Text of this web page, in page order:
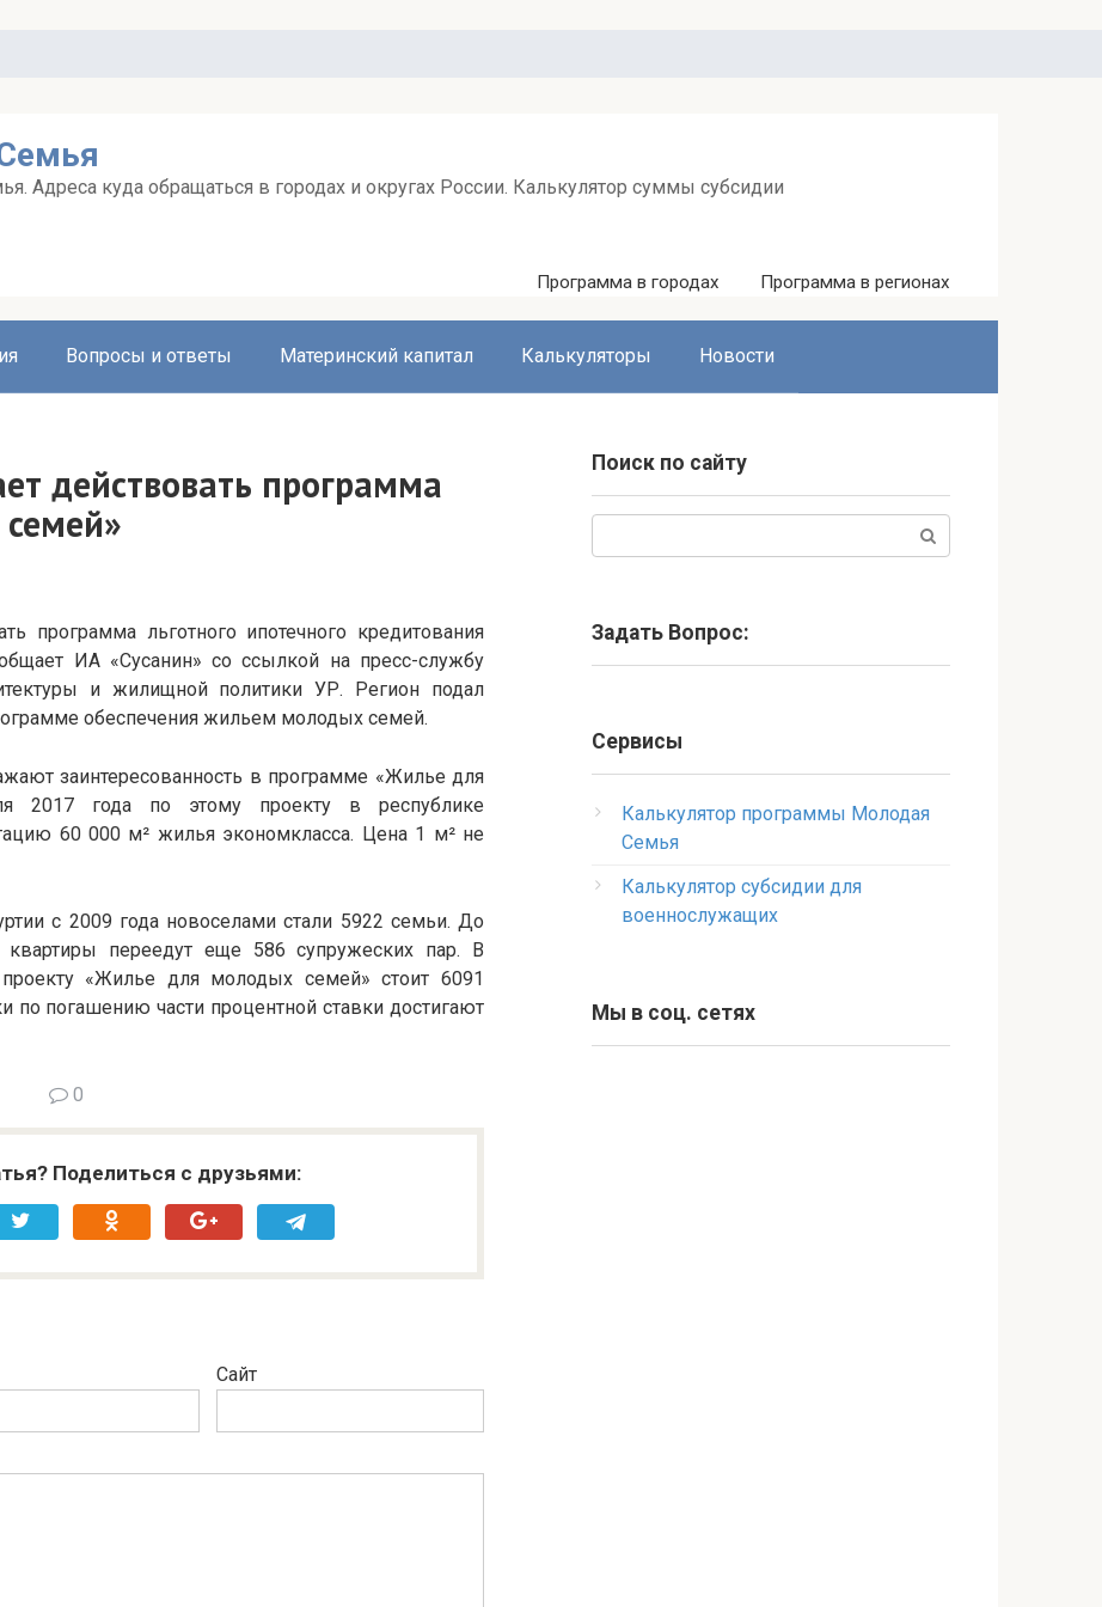
Адреса куда обращаться в городах и округах России. Калькулятор суммы субсидии
Программа в городах Программа в регионах
Вопросы и ответы Материнский капитал Калькуляторы Новости
действовать программа
программа льготного ипотечного кредитования
ИА «Сусанин» со ссылкой на пресс-службу
и жилищной политики УР. Регион подал
обеспечения жильем молодых семей.
заинтересованность в программе «Жилье для
2017 года по этому проекту в республике
60 000 м² жилья экономкласса. Цена 1 м² не
с 2009 года новоселами стали 5922 семьи. До
переедут еще 586 супружеских пар. В
«Жилье для молодых семей» стоит 6091
по погашению части процентной ставки достигают
0
Поделиться с друзьями:
Сайт
Поиск по сайту
Задать Вопрос:
Сервисы
Калькулятор программы Молодая
Семья
Калькулятор субсидии для
военнослужащих
Мы в соц. сетях